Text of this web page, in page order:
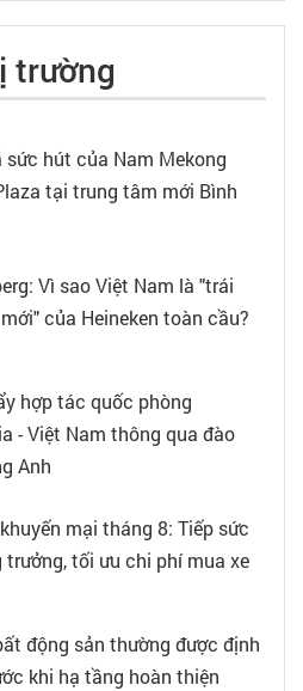
trường
sức hút của Nam Mekong
tại trung tâm mới Bình
Vì sao Việt Nam là "trái
của Heineken toàn cầu?
hợp tác quốc phòng
- Việt Nam thông qua đào
Anh
mại tháng 8: Tiếp sức
trưởng, tối ưu chi phí mua xe
động sản thường được định
khi hạ tầng hoàn thiện